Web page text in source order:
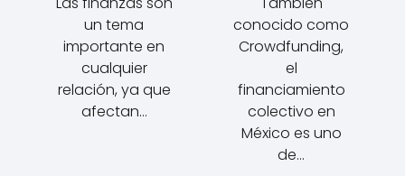
un tema
importante en
cualquier
relación, ya que
afectan…
conocido como
Crowdfunding,
el
financiamiento
colectivo en
México es uno
de…